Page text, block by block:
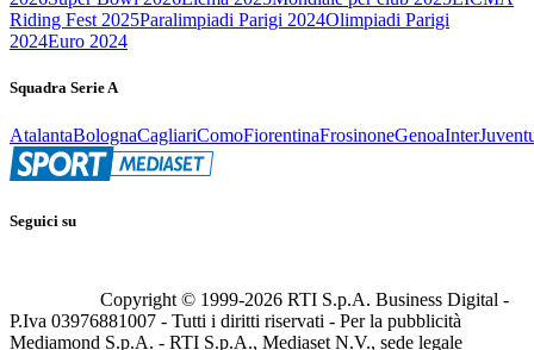
Riding Fest 2025Paralimpiadi Parigi 2024Olimpiadi Parigi
2024Euro 2024
Squadra Serie A
AtalantaBolognaCagliariComoFiorentinaFrosinoneGenoaInter
Seguici su
Copyright © 1999-2026 RTI S.p.A. Business Digital -
P.Iva 03976881007 - Tutti i diritti riservati - Per la pubblicità
Mediamond S.p.A. - RTI S.p.A., Mediaset N.V., sede legale